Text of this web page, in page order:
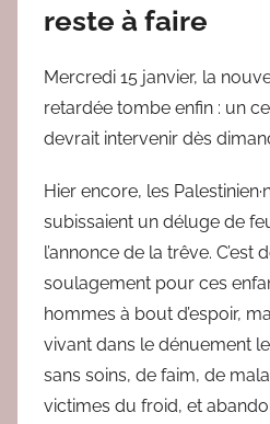
reste à faire
Mercredi 15 janvier, la
retardée tombe enfin : un
devrait intervenir dès
Hier encore, les
subissaient un déluge de
l’annonce de la trêve. C’est
soulagement pour ces
hommes à bout d’espoir,
vivant dans le dénuement
sans soins, de faim, de
victimes du froid, et